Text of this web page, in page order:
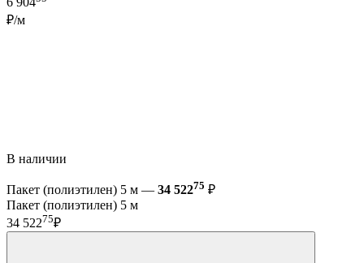
₽/м
В наличии
Пакет (полиэтилен) 5 м — 34 52275 ₽
Пакет (полиэтилен) 5 м
34 52275₽